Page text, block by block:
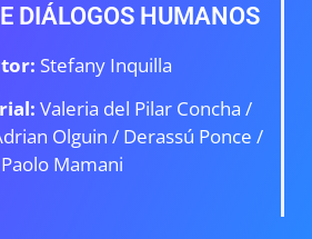
DIÁLOGOS HUMANOS
Stefany Inquilla
Valeria del Pilar Concha /
Olguin / Derassú Ponce /
Paolo Mamani